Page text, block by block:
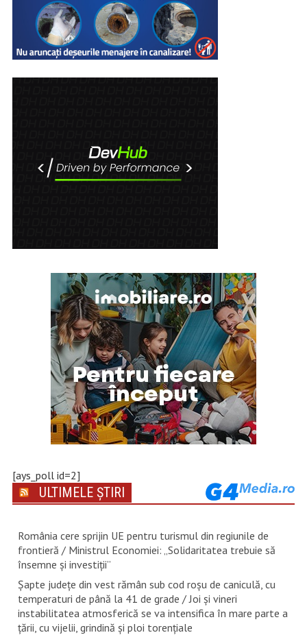
[ays_poll id=2]
ULTIMELE ȘTIRI
România cere sprijin UE pentru turismul din regiunile de
frontieră / Ministrul Economiei: „Solidaritatea trebuie să
însemne și investiții”
Șapte județe din vest rămân sub cod roșu de caniculă, cu
temperaturi de până la 41 de grade / Joi și vineri
instabilitatea atmosferică se va intensifica în mare parte a
țării, cu vijelii, grindină și ploi torențiale